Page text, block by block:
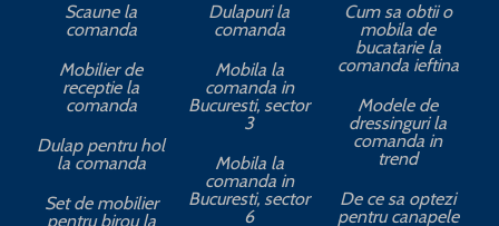
Scaune la
comanda
Mobilier de
receptie la
comanda
Dulap pentru hol
la comanda
Set de mobilier
pentru birou la
Dulapuri la
comanda
Mobila la
comanda in
Bucuresti, sector
3
Mobila la
comanda in
Bucuresti, sector
6
Cum sa obtii o
mobila de
bucatarie la
comanda ieftina
Modele de
dressinguri la
comanda in
trend
De ce sa optezi
pentru canapele